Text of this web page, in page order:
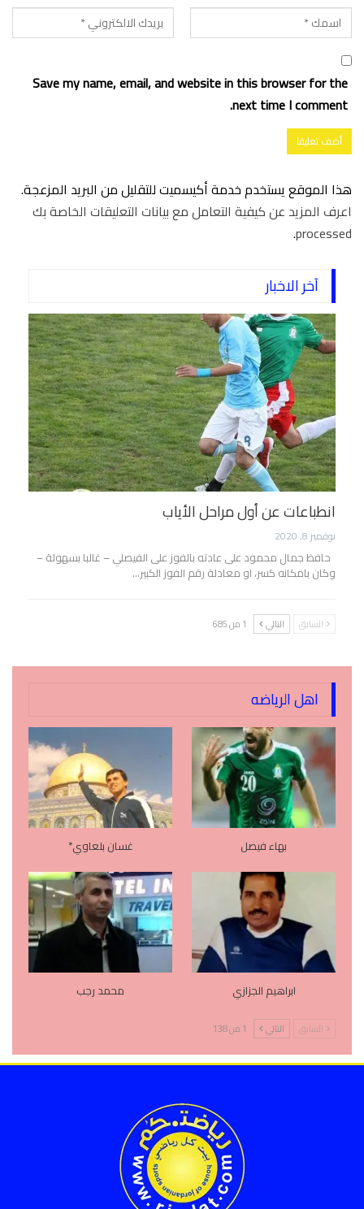
Save my name, email, and website in this browser for the
next time I comment.
هذا الموقع يستخدم خدمة أكيسميت للتقليل من البريد المزعجة.
اعرف المزيد عن كيفية التعامل مع بيانات التعليقات الخاصة بك
processed
.
آخر الاخبار
انطباعات عن أول مراحل الأياب
نوفمبر 8, 2020
حافظ جمال محمود على عادته بالفوز على الفيصلي – غالبا بسهولة –
وكان بامكانه كسر، او معادلة رقم الفوز الكبير…
السابق التالي 1 من 685
اهل الرياضه
بهاء فيصل غسان بلعاوي*
ابراهيم الجزازي محمد رجب
السابق التالي 1 من 138